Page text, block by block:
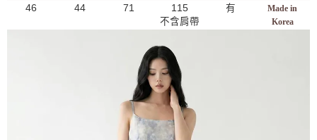
46 44 71
115
不含肩帶
有
Made in
Korea